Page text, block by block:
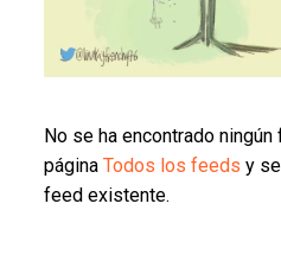
No se ha encontrado
página Todos los feeds y
feed existente.